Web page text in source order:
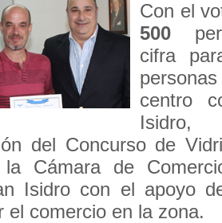
Con el
500
cifra
centro
del Concurso de
Cámara de
Isidro con el apoyo
el comercio en la zona.